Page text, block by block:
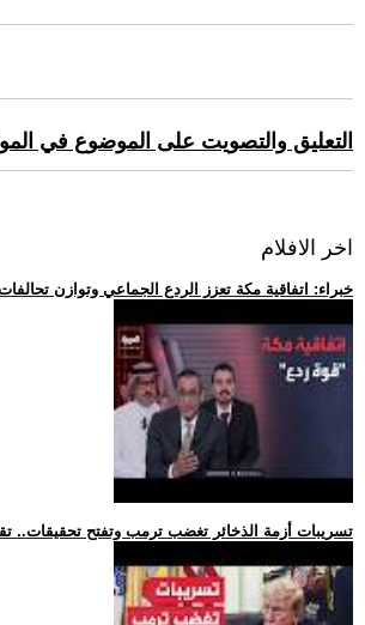
التعليق والتصويت على الموضوع في
اخر الافلام
.. خبراء: اتفاقية مكة تعزز الردع الجماعي وتوازن
.. تسريبات أزمة الذخائر تغضب ترمب وتفتح